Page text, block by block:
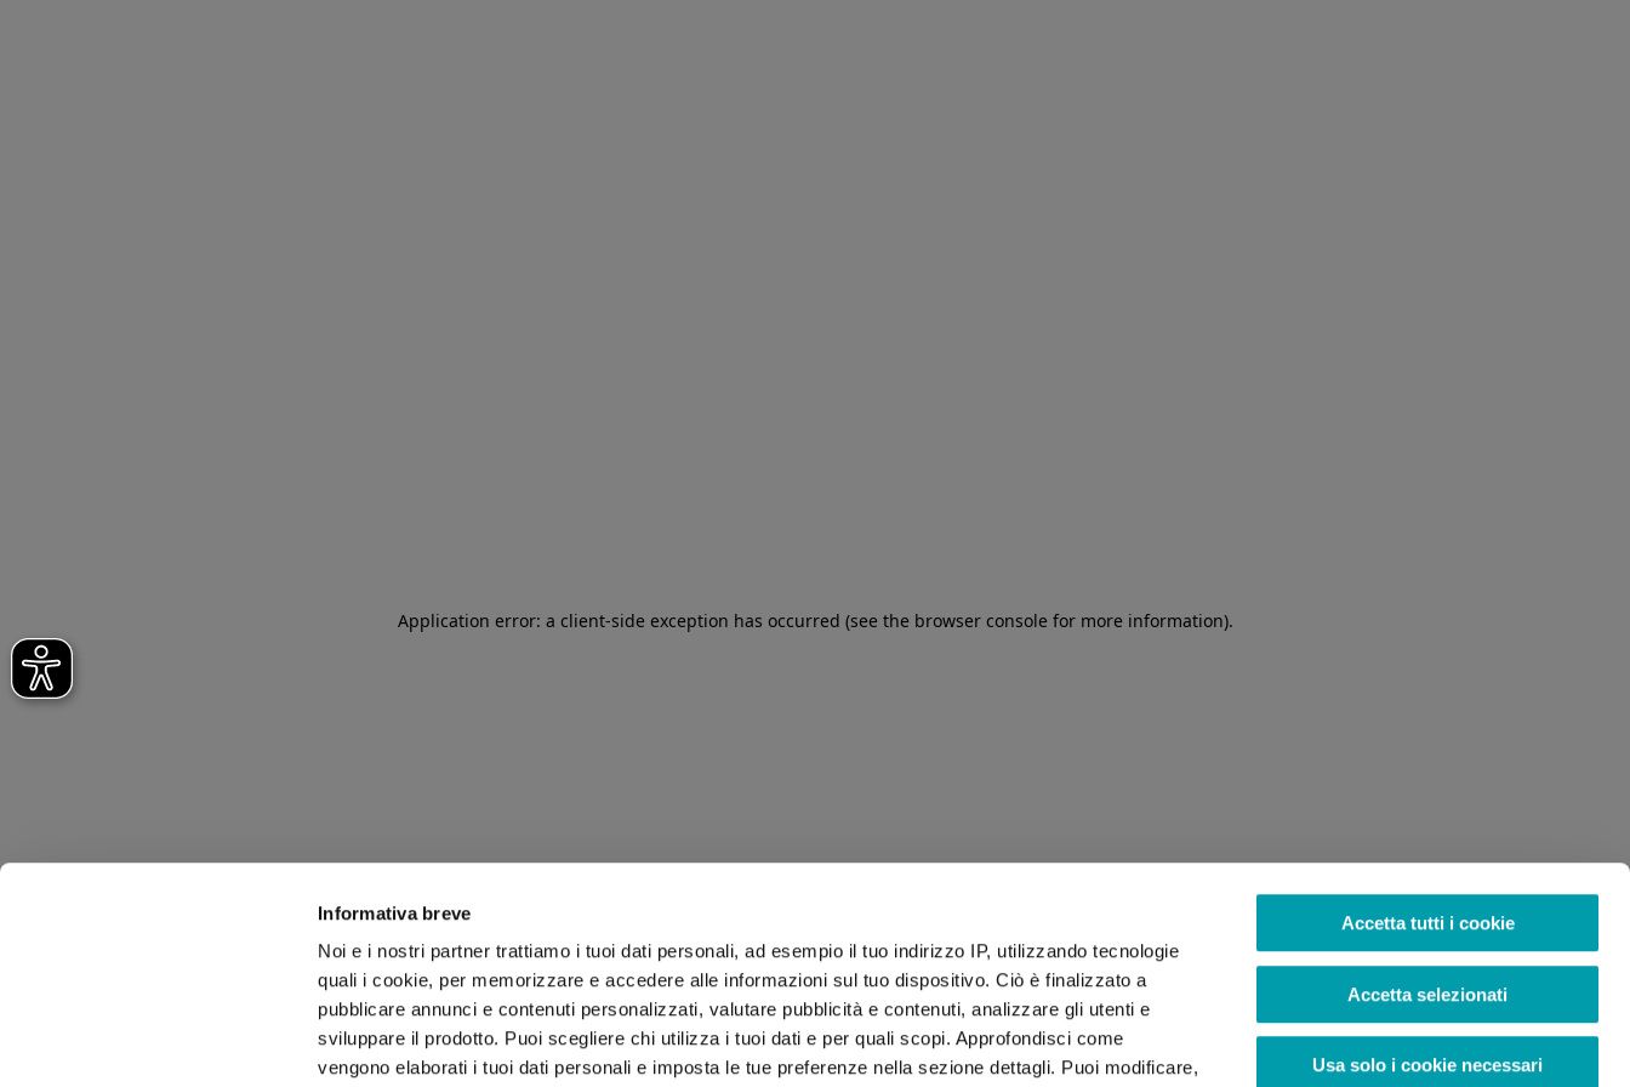
Informativa breve
Noi e i nostri partner trattiamo i tuoi dati personali, ad esempio il tuo indirizzo IP, utilizzando tecnologie
quali i cookie, per memorizzare e accedere alle informazioni sul tuo dispositivo. Ciò è finalizzato a
pubblicare annunci e contenuti personalizzati, valutare pubblicità e contenuti, analizzare gli utenti e
sviluppare il prodotto. Puoi scegliere chi utilizza i tuoi dati e per quali scopi. Approfondisci come
vengono elaborati i tuoi dati personali e imposta le tue preferenze nella sezione dettagli. Puoi modificare,
Accetta tutti i cookie
Accetta selezionati
Usa solo i cookie necessari
Application error: a client-side exception has occurred (see the browser console for more information).